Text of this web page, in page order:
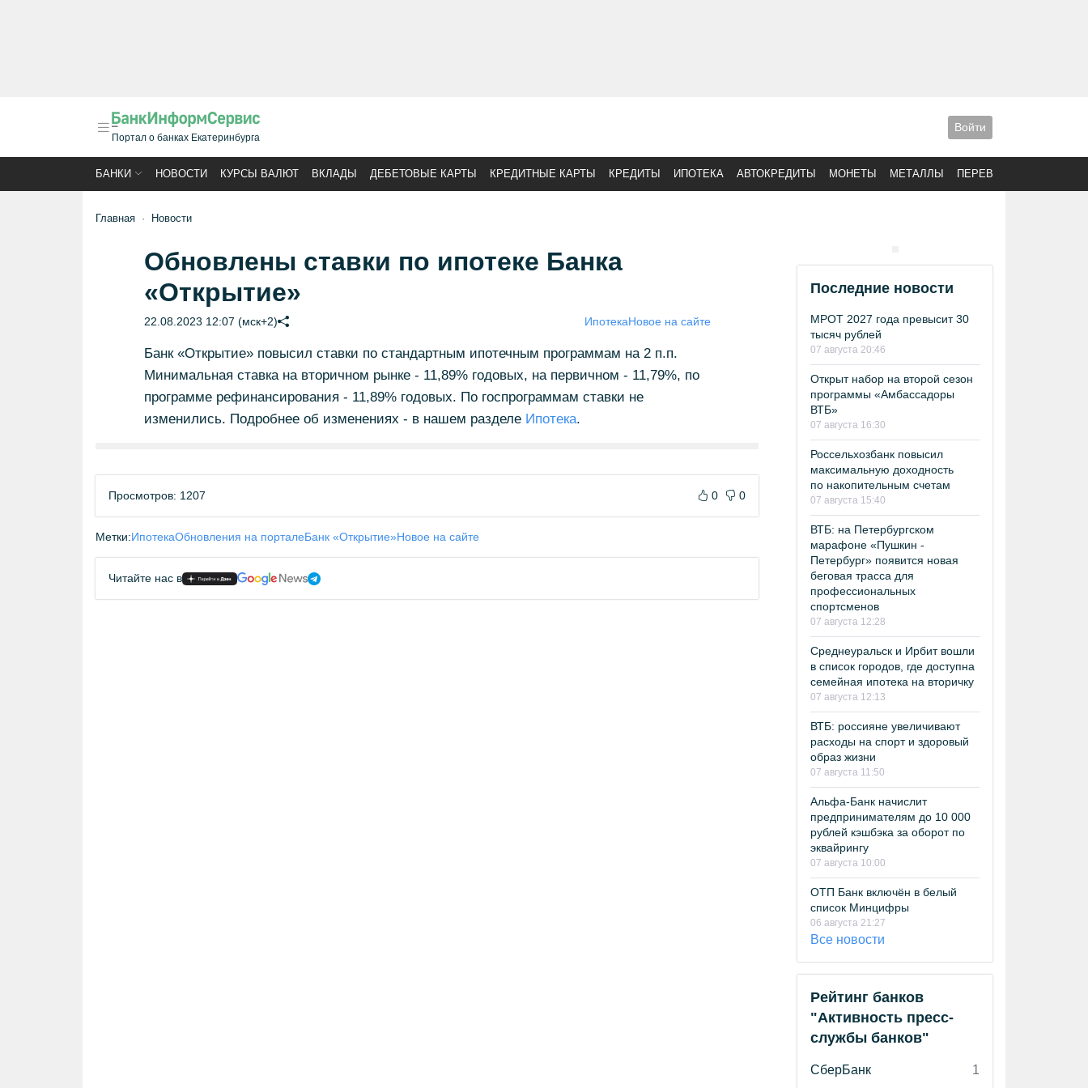
Портал о банках Екатеринбурга
Войти
БАНКИ НОВОСТИ КУРСЫ ВАЛЮТ ВКЛАДЫ ДЕБЕТОВЫЕ КАРТЫ КРЕДИТНЫЕ КАРТЫ КРЕДИТЫ ИПОТЕКА АВТОКРЕДИТЫ МОНЕТЫ МЕТАЛЛЫ ПЕРЕВОДЫ
Главная Новости
Обновлены ставки по ипотеке Банка
«Открытие»
22.08.2023 12:07 (мск+2) ИпотекаНовое на сайте
Банк «Открытие» повысил ставки по стандартным ипотечным программам на 2 п.п.
Минимальная ставка на вторичном рынке - 11,89% годовых, на первичном - 11,79%, по
программе рефинансирования - 11,89% годовых. По госпрограммам ставки не
изменились. Подробнее об изменениях - в нашем разделе Ипотека.
Просмотров: 1207 0 0
Метки:ИпотекаОбновления на порталеБанк «Открытие»Новое на сайте
Читайте нас в
Последние новости
МРОТ 2027 года превысит 30
тысяч рублей
07 августа 20:46
Открыт набор на второй сезон
программы «Амбассадоры
ВТБ»
07 августа 16:30
Россельхозбанк повысил
максимальную доходность
по накопительным счетам
07 августа 15:40
ВТБ: на Петербургском
марафоне «Пушкин -
Петербург» появится новая
беговая трасса для
профессиональных
спортсменов
07 августа 12:28
Среднеуральск и Ирбит вошли
в список городов, где доступна
семейная ипотека на вторичку
07 августа 12:13
ВТБ: россияне увеличивают
расходы на спорт и здоровый
образ жизни
07 августа 11:50
Альфа-Банк начислит
предпринимателям до 10 000
рублей кэшбэка за оборот по
эквайрингу
07 августа 10:00
ОТП Банк включён в белый
список Минцифры
06 августа 21:27
Все новости
Рейтинг банков
"Активность пресс-
службы банков"
СберБанк
1